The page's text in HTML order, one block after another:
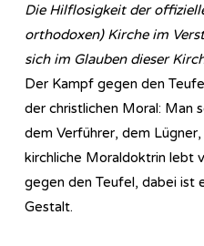
Die Hilflosigkeit der
orthodoxen) Kirche im
sich im Glauben dieser
Der Kampf gegen den
der christlichen Moral: Man
dem Verführer, dem
kirchliche Moraldoktrin lebt
gegen den Teufel, dabei ist
Gestalt.